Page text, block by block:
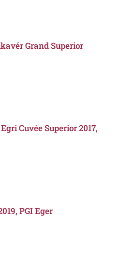
Grand Superior
Cuvée Superior 2017,
PGI Eger